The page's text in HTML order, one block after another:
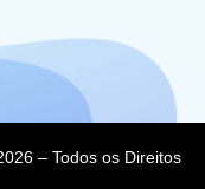
– Todos os Direitos